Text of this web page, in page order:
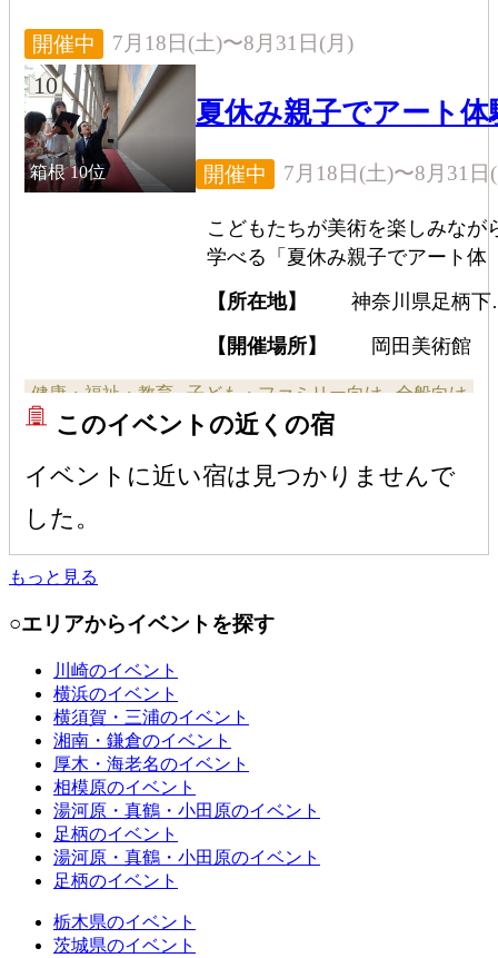
開催中 7月18日(土)〜8月31日(月)
10
箱根 10位
夏休み親子でアート体
開催中 7月18日(土)〜8月31日
こどもたちが美術を楽しみなが
学べる「夏休み親子でアート体
験」を開催する。体験型プログ
ムとなるため、学校の自由研究
しても利用することができる。
行こう。
【所在地】
神奈川県足柄下
【開催場所】
岡田美術館
健康・福祉・教育 子ども・ファミリー向け 全般向け
展覧会 体験・遊覧 講座・講演・シンポジウム
このイベントの近くの宿
イベントに近い宿は見つかりませんで
した。
もっと見る
○エリアからイベントを探す
川崎のイベント
横浜のイベント
横須賀・三浦のイベント
湘南・鎌倉のイベント
厚木・海老名のイベント
相模原のイベント
湯河原・真鶴・小田原のイベント
足柄のイベント
湯河原・真鶴・小田原のイベント
足柄のイベント
栃木県のイベント
茨城県のイベント